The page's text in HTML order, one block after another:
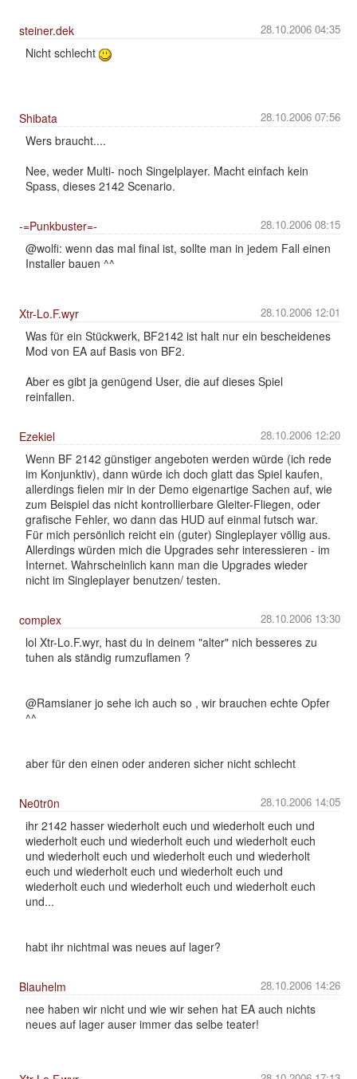
28.10.2006 04:35
steiner.dek
Nicht schlecht
28.10.2006 07:56
Shibata
Wers braucht....
Nee, weder Multi- noch Singelplayer. Macht einfach kein
Spass, dieses 2142 Scenario.
28.10.2006 08:15
-=Punkbuster=-
@wolfi: wenn das mal final ist, sollte man in jedem Fall einen
Installer bauen ^^
28.10.2006 12:01
Xtr-Lo.F.wyr
Was für ein Stückwerk, BF2142 ist halt nur ein bescheidenes
Mod von EA auf Basis von BF2.
Aber es gibt ja genügend User, die auf dieses Spiel
reinfallen.
28.10.2006 12:20
Ezekiel
Wenn BF 2142 günstiger angeboten werden würde (ich rede
im Konjunktiv), dann würde ich doch glatt das Spiel kaufen,
allerdings fielen mir in der Demo eigenartige Sachen auf, wie
zum Beispiel das nicht kontrollierbare Gleiter-Fliegen, oder
grafische Fehler, wo dann das HUD auf einmal futsch war.
Für mich persönlich reicht ein (guter) Singleplayer völlig aus.
Allerdings würden mich die Upgrades sehr interessieren - im
Internet. Wahrscheinlich kann man die Upgrades wieder
nicht im Singleplayer benutzen/ testen.
28.10.2006 13:30
complex
lol Xtr-Lo.F.wyr, hast du in deinem "alter" nich besseres zu
tuhen als ständig rumzuflamen ?
@Ramsianer jo sehe ich auch so , wir brauchen echte Opfer
^^
aber für den einen oder anderen sicher nicht schlecht
28.10.2006 14:05
Ne0tr0n
ihr 2142 hasser wiederholt euch und wiederholt euch und
wiederholt euch und wiederholt euch und wiederholt euch
und wiederholt euch und wiederholt euch und wiederholt
euch und wiederholt euch und wiederholt euch und
wiederholt euch und wiederholt euch und wiederholt euch
und...
habt ihr nichtmal was neues auf lager?
28.10.2006 14:26
Blauhelm
nee haben wir nicht und wie wir sehen hat EA auch nichts
neues auf lager auser immer das selbe teater!